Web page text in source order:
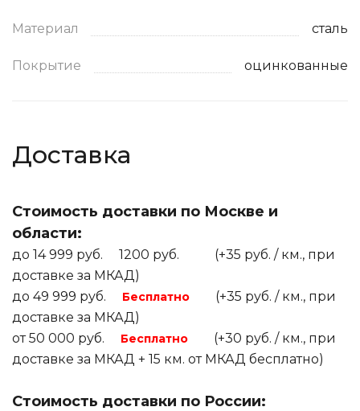
Материал сталь
Покрытие оцинкованные
Доставка
Стоимость доставки по Москве и
области:
до 14 999 руб. 1200 руб. (+35 руб. / км., при
доставке за МКАД)
до 49 999 руб.
Бесплатно
(+35 руб. / км., при
доставке за МКАД)
от 50 000 руб.
Бесплатно
(+30 руб. / км., при
доставке за МКАД + 15 км. от МКАД бесплатно)
Стоимость доставки по России: